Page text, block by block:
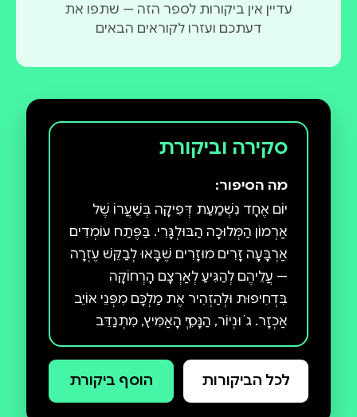
עדיין אין ביקורות לספר הזה — שתפו את
דעתכם ועזרו לקוראים הבאים
סקירה וביקורת
מה הסיפור:
יוֹם אֶחָד נִשְׁמַעַת דְּפִיקָה בְּשַׁעֲרוֹ שֶׁל
אַרְמוֹן הַמְּלוּכָה הַבּוּלְגָּרִי. בַּפֶּתַח עוֹמְדִים
אַרְבָּעָה זָרִים מוּזָרִים שֶׁבָּאוּ לְבַקֵּשׁ עֶזְרָה
— עֲלֵיהֶם לְהַגִּיעַ לְאַרְצָם הָרְחוֹקָה
בִּדְחִיפוּת וּלְהַזְהִיר אֶת מַלְכָּם מִפְּנֵי אוֹיֵב
אַכְזָר. ג´וּנְיוֹר, הַנָּסִיךְ הָאַמִּיץ, מִתְנַדֵּב
לְהָטִיס אוֹתָם לְשָׁם בַּכַּדּוּר הַפּוֹרֵחַ
הַמַּלְכוּתִי. הַמֶּלֶךְ כְּרִיסְטְיָאנוֹ אֵינוֹ מֻדְאָג
כְּלָל: הַשָּׁמַיִם בְּהִירִים, מֶזֶג הָאֲוִיר נָאֶה,
לכל הביקורות הוסף ביקורת